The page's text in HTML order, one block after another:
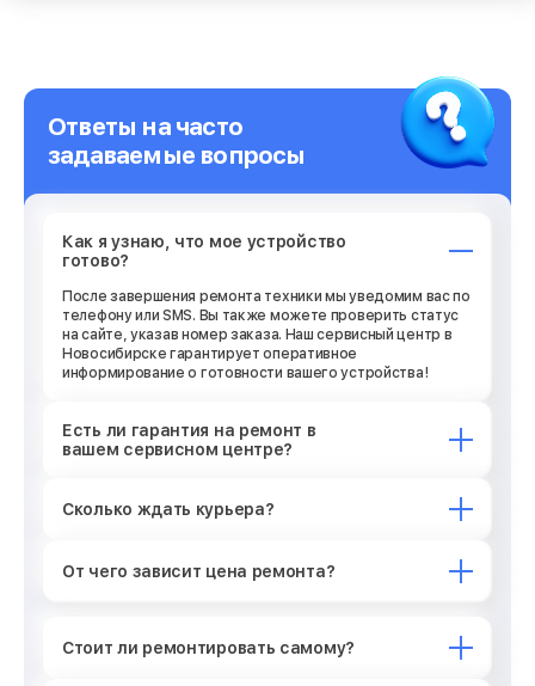
Ответы на часто
задаваемые вопросы
Как я узнаю, что мое устройство
готово?
После завершения ремонта техники мы уведомим вас по
телефону или SMS. Вы также можете проверить статус
на сайте, указав номер заказа. Наш сервисный центр в
Новосибирске гарантирует оперативное
информирование о готовности вашего устройства!
Есть ли гарантия на ремонт в
вашем сервисном центре?
Сколько ждать курьера?
От чего зависит цена ремонта?
Стоит ли ремонтировать самому?